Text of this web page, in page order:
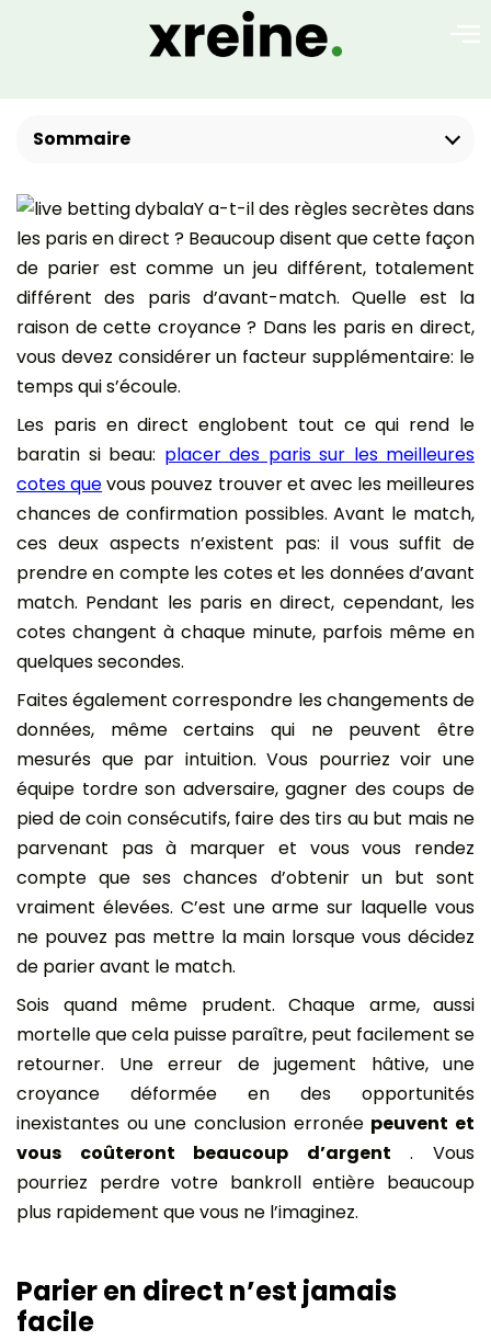
Y a-t-il des règles secrètes dans
les paris en direct ? Beaucoup disent que cette façon
de parier est comme un jeu différent, totalement
différent des paris d’avant-match. Quelle est la
raison de cette croyance ? Dans les paris en direct,
vous devez considérer un facteur supplémentaire: le
temps qui s’écoule.
Les paris en direct englobent tout ce qui rend le
baratin si beau: placer des paris sur les meilleures
cotes quevous pouvez trouver et avec les meilleures
chances de confirmation possibles. Avant le match,
ces deux aspects n’existent pas: il vous suffit de
prendre en compte les cotes et les données d’avant
match. Pendant les paris en direct, cependant, les
cotes changent à chaque minute, parfois même en
quelques secondes.
Faites également correspondre les changements de
données, même certains qui ne peuvent être
mesurés que par intuition. Vous pourriez voir une
équipe tordre son adversaire, gagner des coups de
pied de coin consécutifs, faire des tirs au but mais ne
parvenant pas à marquer et vous vous rendez
compte que ses chances d’obtenir un but sont
vraiment élevées. C’est une arme sur laquelle vous
ne pouvez pas mettre la main lorsque vous décidez
de parier avant le match.
Sois quand même prudent. Chaque arme, aussi
mortelle que cela puisse paraître, peut facilement se
retourner. Une erreur de jugement hâtive, une
croyance déformée en des opportunités
inexistantes ou une conclusion erronée peuvent et
vous coûteront beaucoup d’argent . Vous
pourriez perdre votre bankroll entière beaucoup
plus rapidement que vous ne l’imaginez.
Parier en direct n’est jamais
facile
Sommaire